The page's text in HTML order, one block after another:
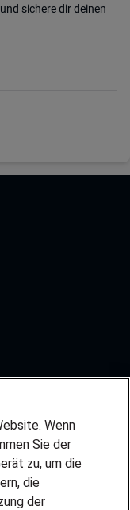
und sichere dir deinen
Wenn
Sie der
zu, um die
die
der